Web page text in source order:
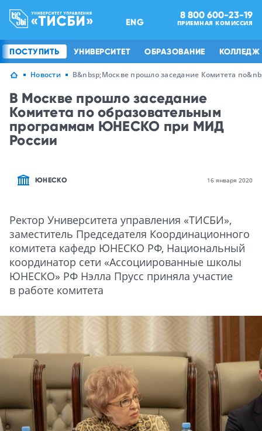
ENG
8 800 600-23-19
ПРИЕМНАЯ КОМИССИЯ
ПОСТУПИТЬ УНИВЕРСИТЕТ ОБРАЗОВАНИЕ КОЛЛЕДЖ
Новости В&nbsp;Москве прошло заседание Комитета
В Москве прошло заседание
Комитета по образовательным
программам ЮНЕСКО при МИД
России
ЮНЕСКО 16 января 2020
Ректор Университета управления «ТИСБИ»,
заместитель Председателя Координационного
комитета кафедр ЮНЕСКО РФ, Национальный
координатор сети «Ассоциированные школы
ЮНЕСКО» РФ Нэлла Прусс приняла участие
в работе комитета